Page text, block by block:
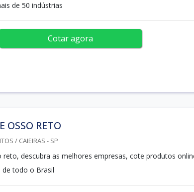
de 50 indústrias
Cotar agora
OSSO RETO
/ CAIEIRAS - SP
reto, descubra as melhores empresas, cote produtos
de todo o Brasil